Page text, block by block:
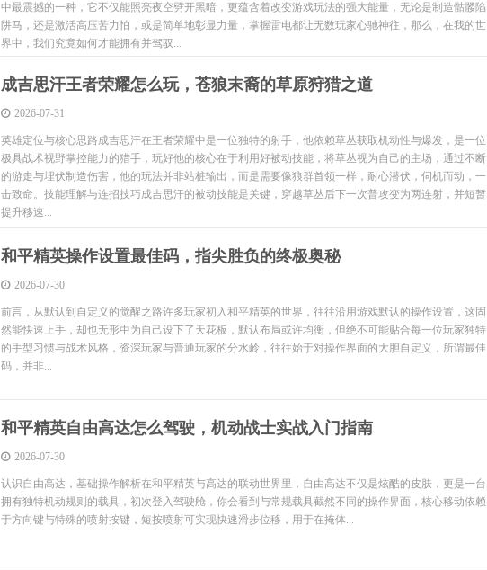
中最震撼的一种，它不仅能照亮夜空劈开黑暗，更蕴含着改变游戏玩法的强大能量，无论是制造骷髅陷
阱马，还是激活高压苦力怕，或是简单地彰显力量，掌握雷电都让无数玩家心驰神往，那么，在我的世
界中，我们究竟如何才能拥有并驾驭...
成吉思汗王者荣耀怎么玩，苍狼末裔的草原狩猎之道
2026-07-31
英雄定位与核心思路成吉思汗在王者荣耀中是一位独特的射手，他依赖草丛获取机动性与爆发，是一位
极具战术视野掌控能力的猎手，玩好他的核心在于利用好被动技能，将草丛视为自己的主场，通过不断
的游走与埋伏制造伤害，他的玩法并非站桩输出，而是需要像狼群首领一样，耐心潜伏，伺机而动，一
击致命。技能理解与连招技巧成吉思汗的被动技能是关键，穿越草丛后下一次普攻变为两连射，并短暂
提升移速...
和平精英操作设置最佳码，指尖胜负的终极奥秘
2026-07-30
前言，从默认到自定义的觉醒之路许多玩家初入和平精英的世界，往往沿用游戏默认的操作设置，这固
然能快速上手，却也无形中为自己设下了天花板，默认布局或许均衡，但绝不可能贴合每一位玩家独特
的手型习惯与战术风格，资深玩家与普通玩家的分水岭，往往始于对操作界面的大胆自定义，所谓最佳
码，并非...
和平精英自由高达怎么驾驶，机动战士实战入门指南
2026-07-30
认识自由高达，基础操作解析在和平精英与高达的联动世界里，自由高达不仅是炫酷的皮肤，更是一台
拥有独特机动规则的载具，初次登入驾驶舱，你会看到与常规载具截然不同的操作界面，核心移动依赖
于方向键与特殊的喷射按键，短按喷射可实现快速滑步位移，用于在掩体...